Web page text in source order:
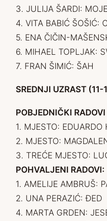
3. JULIJA ŠARDI:
4. VITA BABIĆ ŠOŠIĆ:
5. ENA ČIČIN-
6. MIHAEL TOPLJAK:
7. FRAN ŠIMIĆ: ŠAH
SREDNJI UZRAST
POBJEDNIČKI RADOVI
1. MJESTO: EDUARDO
2. MJESTO:
3. TREĆE MJESTO:
POHVALJENI RADOVI:
1. AMELIJE AMBRUŠ:
2. UNA PERAZIĆ: ĐED
4. MARTA GRDEN: